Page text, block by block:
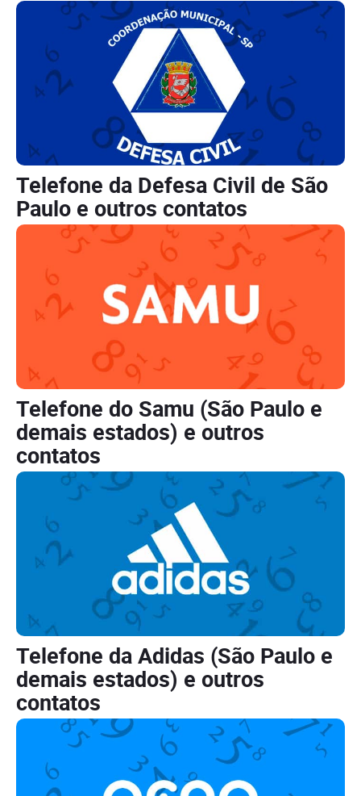
Telefone da Defesa Civil de São
Paulo e outros contatos
Telefone do Samu (São Paulo e
demais estados) e outros
contatos
Telefone da Adidas (São Paulo e
demais estados) e outros
contatos